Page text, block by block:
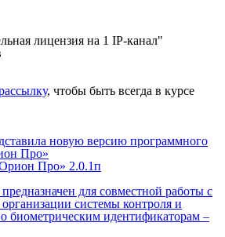
лицензия на 1 IP-канал"
, чтобы быть всегда в курсе
новую версию программного
Про»
для совместной работы с
системы контроля и
биометрическим идентификаторам –